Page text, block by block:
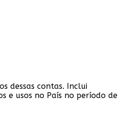
dessas contas. Inclui
e usos no País no período de